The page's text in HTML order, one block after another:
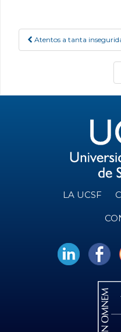
Post navigation
Atentos a tanta
LA UCSF